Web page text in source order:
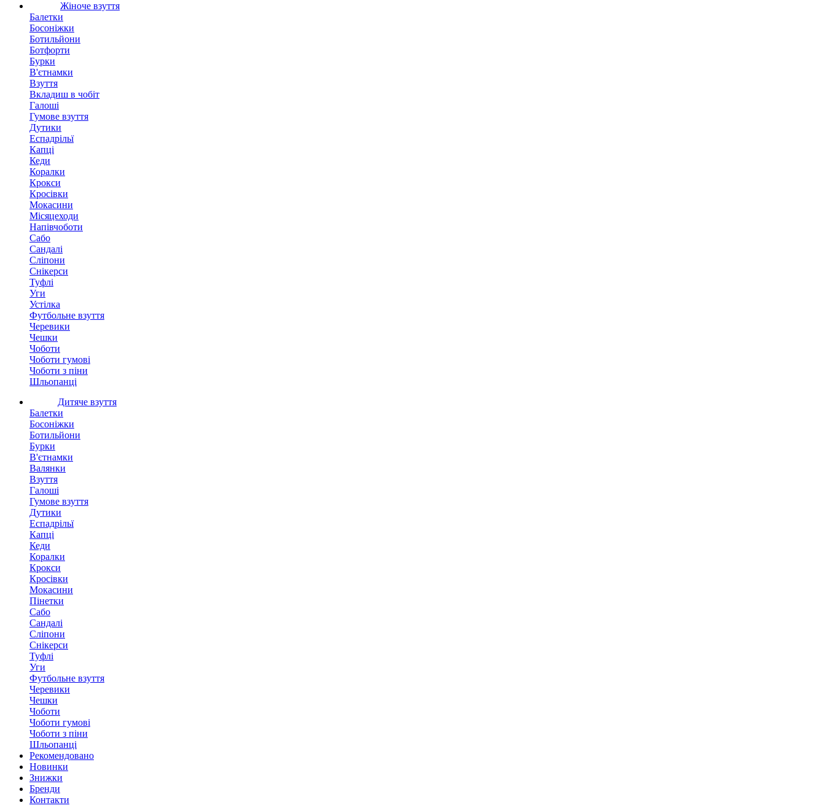
Жіноче взуття
Балетки
Босоніжки
Ботильйони
Ботфорти
Бурки
В'єтнамки
Взуття
Вкладиш в чобіт
Галоші
Гумове взуття
Дутики
Еспадрільї
Капці
Кеди
Коралки
Крокси
Кросівки
Мокасини
Місяцеходи
Напівчоботи
Сабо
Сандалі
Сліпони
Снікерси
Туфлі
Уги
Устілка
Футбольне взуття
Черевики
Чешки
Чоботи
Чоботи гумові
Чоботи з піни
Шльопанці
Дитяче взуття
Балетки
Босоніжки
Ботильйони
Бурки
В'єтнамки
Валянки
Взуття
Галоші
Гумове взуття
Дутики
Еспадрільї
Капці
Кеди
Коралки
Крокси
Кросівки
Мокасини
Пінетки
Сабо
Сандалі
Сліпони
Снікерси
Туфлі
Уги
Футбольне взуття
Черевики
Чешки
Чоботи
Чоботи гумові
Чоботи з піни
Шльопанці
Рекомендовано
Новинки
Знижки
Бренди
Контакти